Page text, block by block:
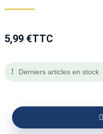
5,99 €TTC
Derniers articles en stock